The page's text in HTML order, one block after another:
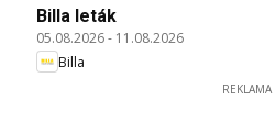
Billa leták
05.08.2026- 11.08.2026
Billa
REKLAMA